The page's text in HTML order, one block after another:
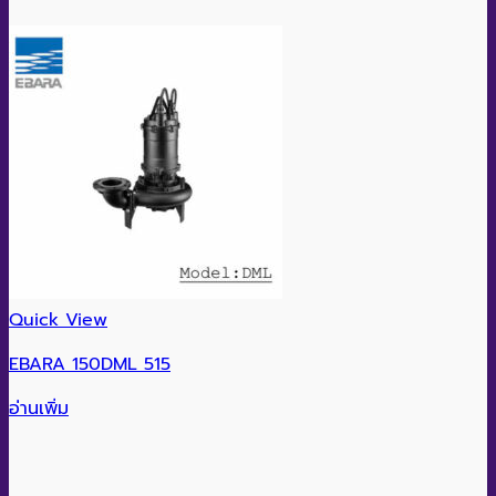
Quick View
EBARA 150DML 515
อ่านเพิ่ม